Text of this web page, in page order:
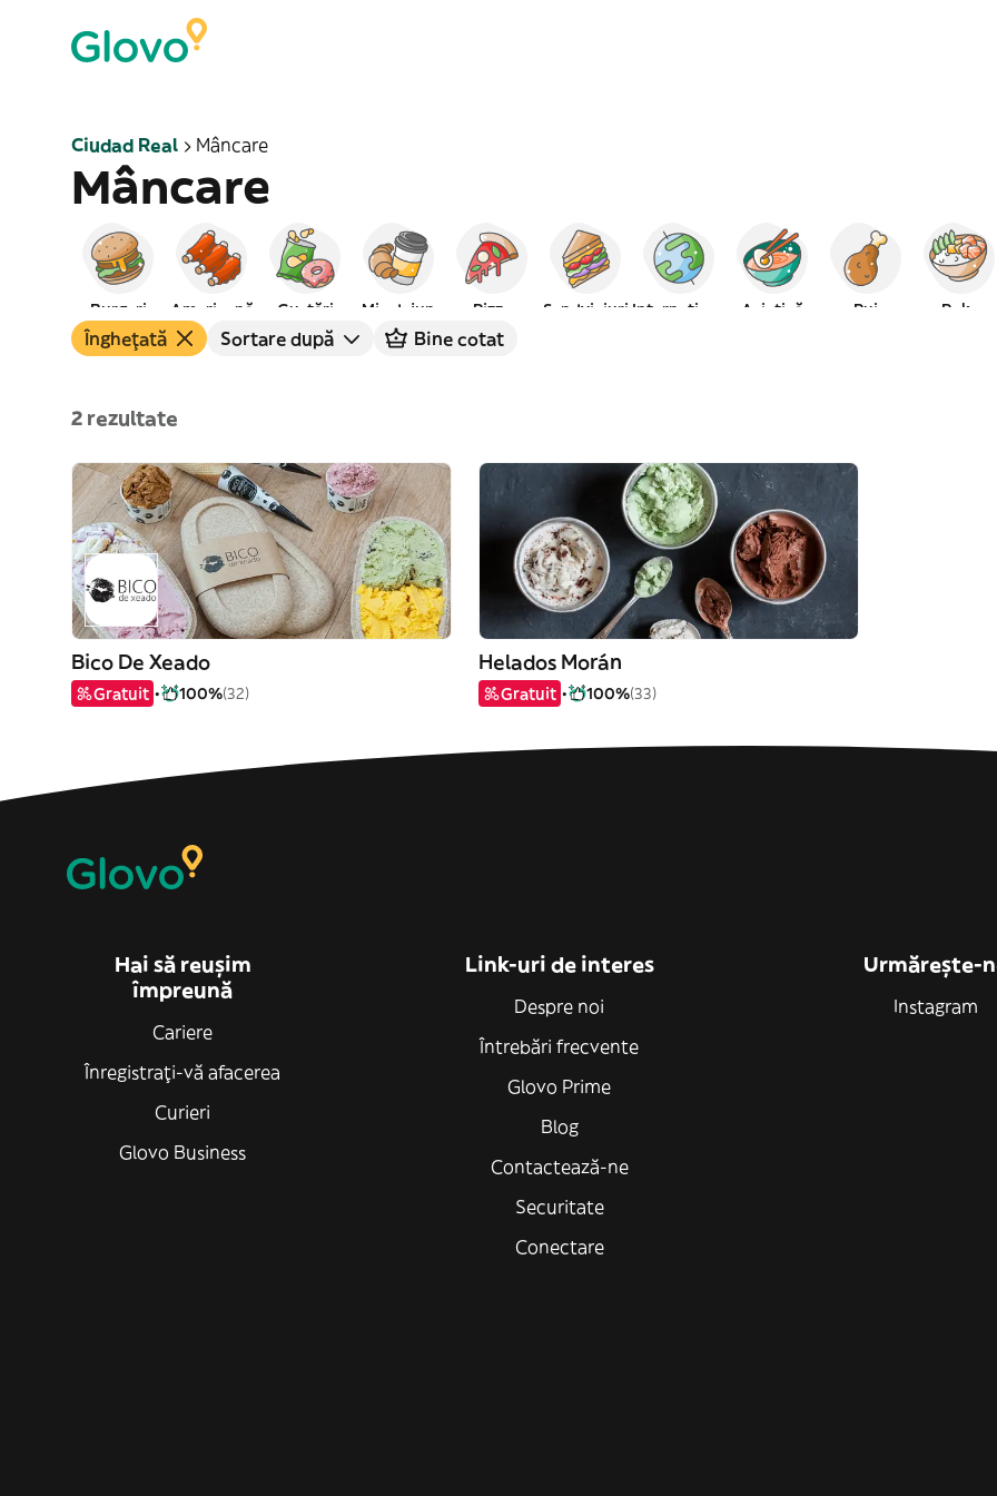
Ciudad Real Mâncare
Mâncare
Burgeri Americană Gustări Mic dejun Pizza Sandviciuri Asiatică Pui Poke
Înghețată Sortare după Bine cotat
2 rezultate
Bico De Xeado
Gratuit 100%(32)
Helados Morán
Gratuit 100%(33)
Hai să reușim
împreună
Cariere
Înregistrați-vă afacerea
Curieri
Glovo Business
Link-uri de interes
Despre noi
Întrebări frecvente
Glovo Prime
Blog
Contactează-ne
Securitate
Conectare
Urmărește-
Instagram